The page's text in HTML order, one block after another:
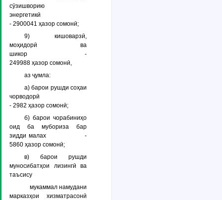
сӯзишворию
энергетикӣ
- 2900041 ҳазор сомонӣ;
9) кишоварзӣ,
моҳидорӣ ва
шикор -
249988 ҳазор сомонӣ,
аз ҷумла:
а) барои рушди соҳаи
чорводорӣ
- 2982 ҳазор сомонӣ;
б) барои чорабиниҳо
оид ба мубориза бар
зидди малах -
5860 ҳазор сомонӣ;
в) барои рушди
муносибатҳои лизингӣ ва
таъсису
мукаммал намудани
марказҳои хизматрасонӣ